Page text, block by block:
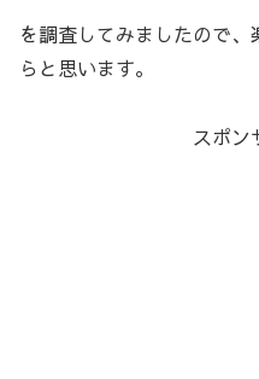
を調査してみましたので
らと思います。
スポン